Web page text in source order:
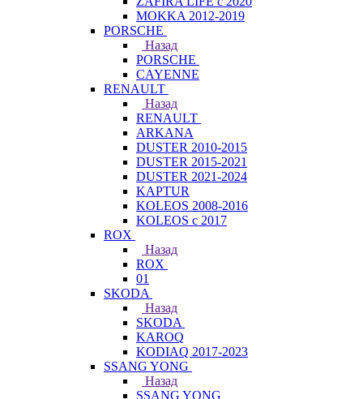
MOKKA 2012-2019
PORSCHE
Назад
PORSCHE
CAYENNE
RENAULT
Назад
RENAULT
ARKANA
DUSTER 2010-2015
DUSTER 2015-2021
DUSTER 2021-2024
KAPTUR
KOLEOS 2008-2016
KOLEOS с 2017
ROX
Назад
ROX
01
SKODA
Назад
SKODA
KAROQ
KODIAQ 2017-2023
SSANG YONG
Назад
SSANG YONG